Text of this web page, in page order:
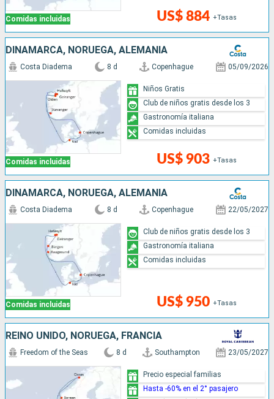
Comidas incluidas US$ 884 +Tasas
DINAMARCA, NORUEGA, ALEMANIA
Comidas incluidas
Costa Diadema 8 d Copenhague 05/09/2026
US$ 903 +Tasas
Niños Gratis
Club de niños gratis desde los 3
Gastronomía italiana
Comidas incluidas
DINAMARCA, NORUEGA, ALEMANIA
Comidas incluidas
Costa Diadema 8 d Copenhague 22/05/2027
US$ 950 +Tasas
Club de niños gratis desde los 3
Gastronomía italiana
Comidas incluidas
REINO UNIDO, NORUEGA, FRANCIA
Freedom of the Seas 8 d Southampton 23/05/2027
Precio especial familias
Hasta -60% en el 2° pasajero